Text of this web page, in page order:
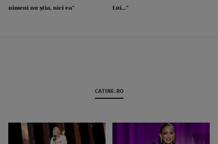
nimeni nu știa, nici ea”
Lui...”
CATINE.RO